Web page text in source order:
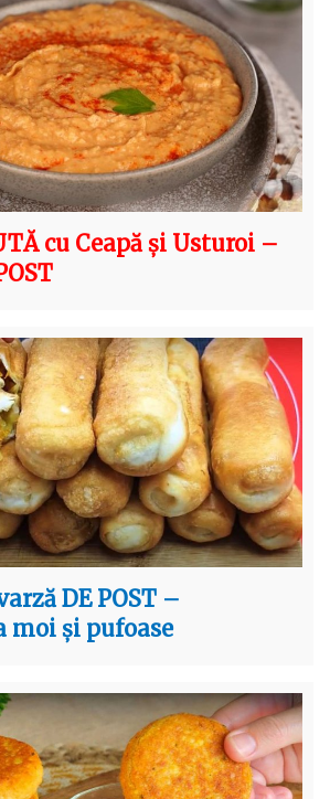
cu Ceapă și Usturoi –
DE POST –
moi și pufoase